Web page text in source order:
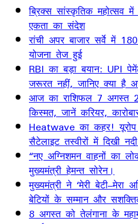
ब्रिक्स सांस्कृतिक महोत्सव
एकता का संदेश
रांची अपर बाजार सर्वे में
योजना तेज हुई
RBI का बड़ा बयान: UPI
जरूरत नहीं, जानिए क्या है
आज का राशिफल 7 अगस्त
किस्मत, जानें करियर,
Heatwave का कहर!
सैटेलाइट तस्वीरों में दिखी
“नए अग्निशमन वाहनों का
मुख्यमंत्री हेमन्त सोरेन।
मुख्यमंत्री ने ‘मेरी बेटी–मेरा
बेटियों के सम्मान और
8 अगस्त को तेलंगाना के